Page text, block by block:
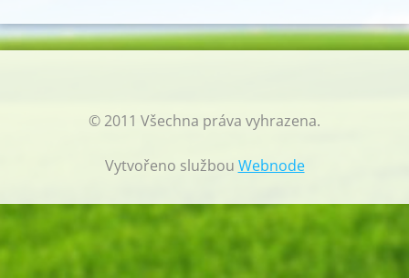
© 2011 Všechna práva vyhrazena.
Vytvořeno službou Webnode